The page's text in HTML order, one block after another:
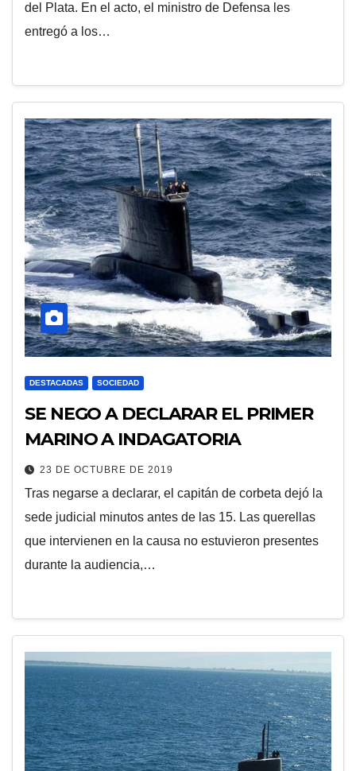
del Plata. En el acto, el ministro de Defensa les
entregó a los…
DESTACADAS SOCIEDAD
SE NEGO A DECLARAR EL PRIMER
MARINO A INDAGATORIA
23 DE OCTUBRE DE 2019
Tras negarse a declarar, el capitán de corbeta dejó la
sede judicial minutos antes de las 15. Las querellas
que intervienen en la causa no estuvieron presentes
durante la audiencia,…